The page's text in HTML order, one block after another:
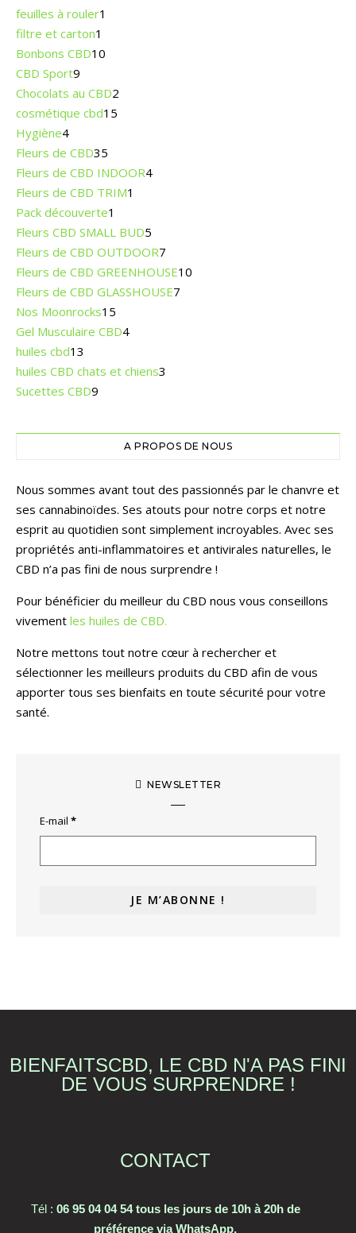
feuilles à rouler1
filtre et carton1
Bonbons CBD10
CBD Sport9
Chocolats au CBD2
cosmétique cbd15
Hygiène4
Fleurs de CBD35
Fleurs de CBD INDOOR4
Fleurs de CBD TRIM1
Pack découverte1
Fleurs CBD SMALL BUD5
Fleurs de CBD OUTDOOR7
Fleurs de CBD GREENHOUSE10
Fleurs de CBD GLASSHOUSE7
Nos Moonrocks15
Gel Musculaire CBD4
huiles cbd13
huiles CBD chats et chiens3
Sucettes CBD9
A PROPOS DE NOUS
Nous sommes avant tout des passionnés par le chanvre et
ses cannabinoïdes. Ses atouts pour notre corps et notre
esprit au quotidien sont simplement incroyables. Avec ses
propriétés anti-inflammatoires et antivirales naturelles, le
CBD n’a pas fini de nous surprendre !
Pour bénéficier du meilleur du CBD nous vous conseillons
vivement les huiles de CBD.
Notre mettons tout notre cœur à rechercher et
sélectionner les meilleurs produits du CBD afin de vous
apporter tous ses bienfaits en toute sécurité pour votre
santé.
NEWSLETTER
E-mail *
BIENFAITSCBD, LE CBD N'A PAS FINI
DE VOUS SURPRENDRE !
CONTACT
Tél : 06 95 04 04 54 tous les jours de 10h à 20h de
préférence via WhatsApp.